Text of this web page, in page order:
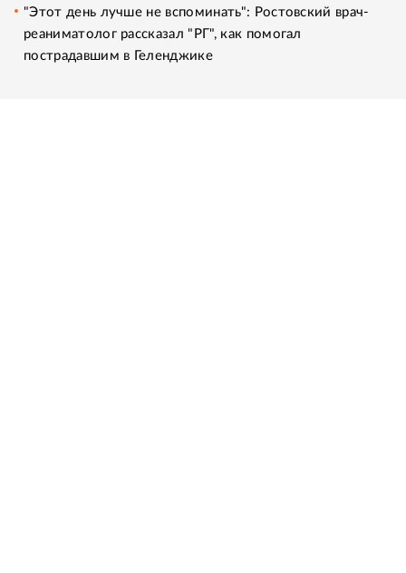
"Этот день лучше не вспоминать": Ростовский врач-
реаниматолог рассказал "РГ", как помогал
пострадавшим в Геленджике